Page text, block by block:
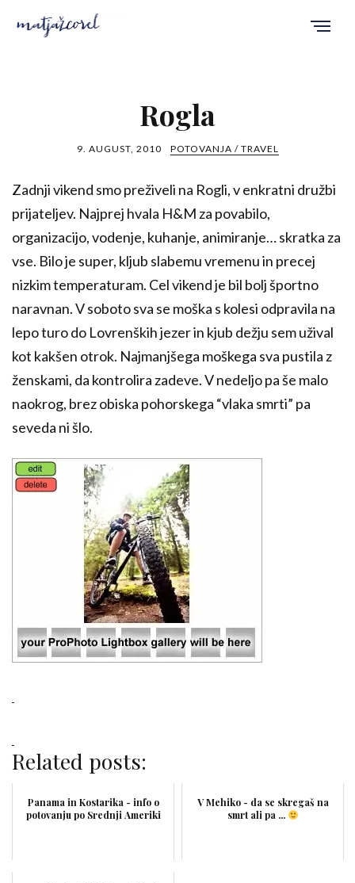
Rogla
9. AUGUST, 2010 POTOVANJA / TRAVEL
Zadnji vikend smo preživeli na Rogli, v enkratni družbi
prijateljev. Najprej hvala H&M za povabilo,
organizacijo, vodenje, kuhanje, animiranje… skratka za
vse. Bilo je super, kljub slabemu vremenu in precej
nizkim temperaturam. Cel vikend je bil bolj športno
naravnan. V soboto sva se moška s kolesi odpravila na
lepo turo do Lovrenških jezer in kjub dežju sem užival
kot kakšen otrok. Najmanjšega moškega sva pustila z
ženskami, da kontrolira zadeve. V nedeljo pa še malo
naokrog, brez obiska pohorskega “vlaka smrti” pa
seveda ni šlo.
Related posts:
Panama in Kostarika - info o
potovanju po Srednji Ameriki
V Mehiko - da se skregaš na
smrt ali pa ...